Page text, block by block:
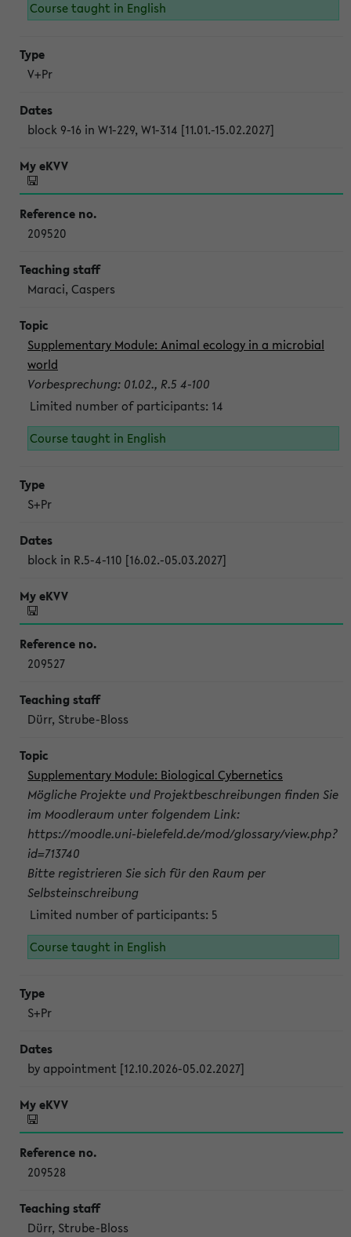
Course taught in English
V+Pr
block 9-16 in W1-229, W1-314 [11.01.-15.02.2027]
209520
Maraci, Caspers
Supplementary Module: Animal ecology in a microbial
world
Vorbesprechung: 01.02., R.5 4-100
Limited number of participants: 14
Course taught in English
S+Pr
block in R.5-4-110 [16.02.-05.03.2027]
209527
Dürr, Strube-Bloss
Supplementary Module: Biological Cybernetics
Mögliche Projekte und Projektbeschreibungen finden Sie
im Moodleraum unter folgendem Link:
https://moodle.uni-bielefeld.de/mod/glossary/view.php?
id=713740
Bitte registrieren Sie sich für den Raum per
Selbsteinschreibung
Limited number of participants: 5
Course taught in English
S+Pr
by appointment [12.10.2026-05.02.2027]
209528
Dürr, Strube-Bloss